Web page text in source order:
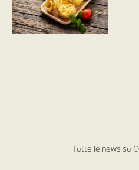
Tutte le news su